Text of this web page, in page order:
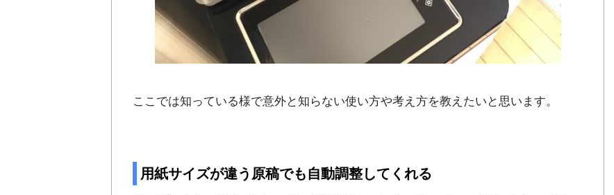
ここでは知っている様で意外と知らない使い方や考え方を教えたいと思います。
用紙サイズが違う原稿でも自動調整してくれる